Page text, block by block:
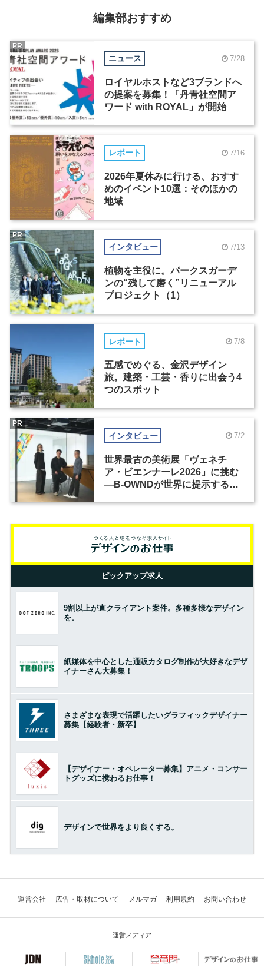
編集部おすすめ
ニュース 7/28
ロイヤルホストなど3ブランドへ
の提案を募集！「丹青社空間ア
ワード with ROYAL」が開始
PR
レポート 7/16
2026年夏休みに行ける、おすす
めのイベント10選：そのほかの
地域
インタビュー 7/13
植物を主役に。パークスガーデ
ンの“残して磨く”リニューアル
プロジェクト（1）
PR
レポート 7/8
五感でめぐる、金沢デザイン
旅。建築・工芸・香りに出会う4
つのスポット
インタビュー 7/2
世界最古の美術展「ヴェネチ
ア・ビエンナーレ2026」に挑む
―B-OWNDが世界に提示する美
PR
ピックアップ求人
9割以上が直クライアント案件。多種多様なデザイン
を。
紙媒体を中心とした通販カタログ制作が大好きなデザ
イナーさん大募集！
さまざまな表現で活躍したいグラフィックデザイナー
募集【経験者・新卒】
【デザイナー・オペレーター募集】アニメ・コンサー
トグッズに携わるお仕事！
デザインで世界をより良くする。
運営会社 広告・取材について メルマガ 利用規約 お問い合わせ
運営メディア